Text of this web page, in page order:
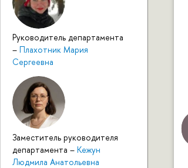
Руководитель департамента
– Плахотник Мария
Сергеевна
Заместитель руководителя
департамента – Кежун
Людмила Анатольевна